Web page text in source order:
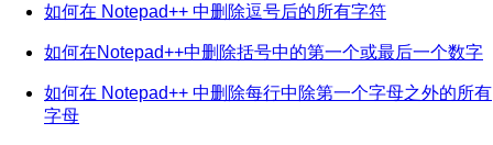
如何在 Notepad++ 中删除逗号后的所有字符
如何在Notepad++中删除括号中的第一个或最后一个数字
如何在 Notepad++ 中删除每行中除第一个字母之外的所有
字母